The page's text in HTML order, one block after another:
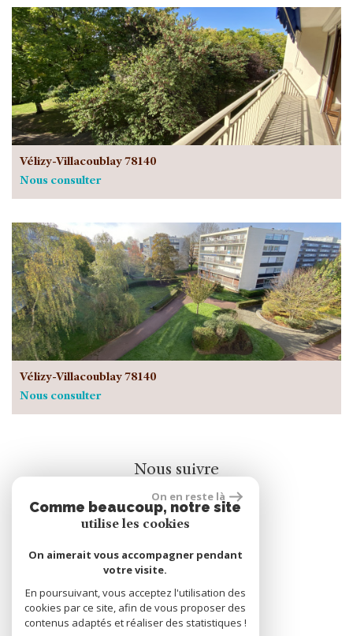
Vélizy-Villacoublay 78140
Nous consulter
Vélizy-Villacoublay 78140
Nous consulter
Nous suivre
rèalisé par
On en reste là
Comme beaucoup, notre site
utilise les cookies
On aimerait vous accompagner pendant
votre visite.
En poursuivant, vous acceptez l'utilisation des
cookies par ce site, afin de vous proposer des
contenus adaptés et réaliser des statistiques !